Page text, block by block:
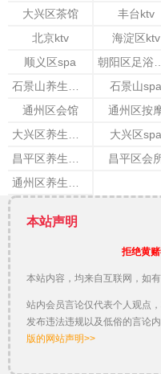
大兴区茶馆
丰台ktv
北京ktv
海淀区ktv
顺义区spa
石景山spa
通州区会馆
通州区按
大兴区spa
昌平区会
本站声明
拒绝黄
本站内容，均来自互联网，如
站内会员言论仅代表个人观点
发布违法违规以及低俗的言论
版的网站声明>>